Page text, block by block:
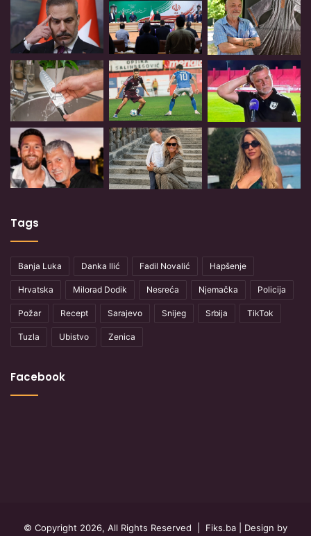
Tags
Banja Luka Danka Ilić Fadil Novalić Hapšenje
Hrvatska Milorad Dodik Nesreća Njemačka Policija
Požar Recept Sarajevo Snijeg Srbija TikTok
Tuzla Ubistvo Zenica
Facebook
© Copyright 2026, All Rights Reserved | Fiks.ba | Design by